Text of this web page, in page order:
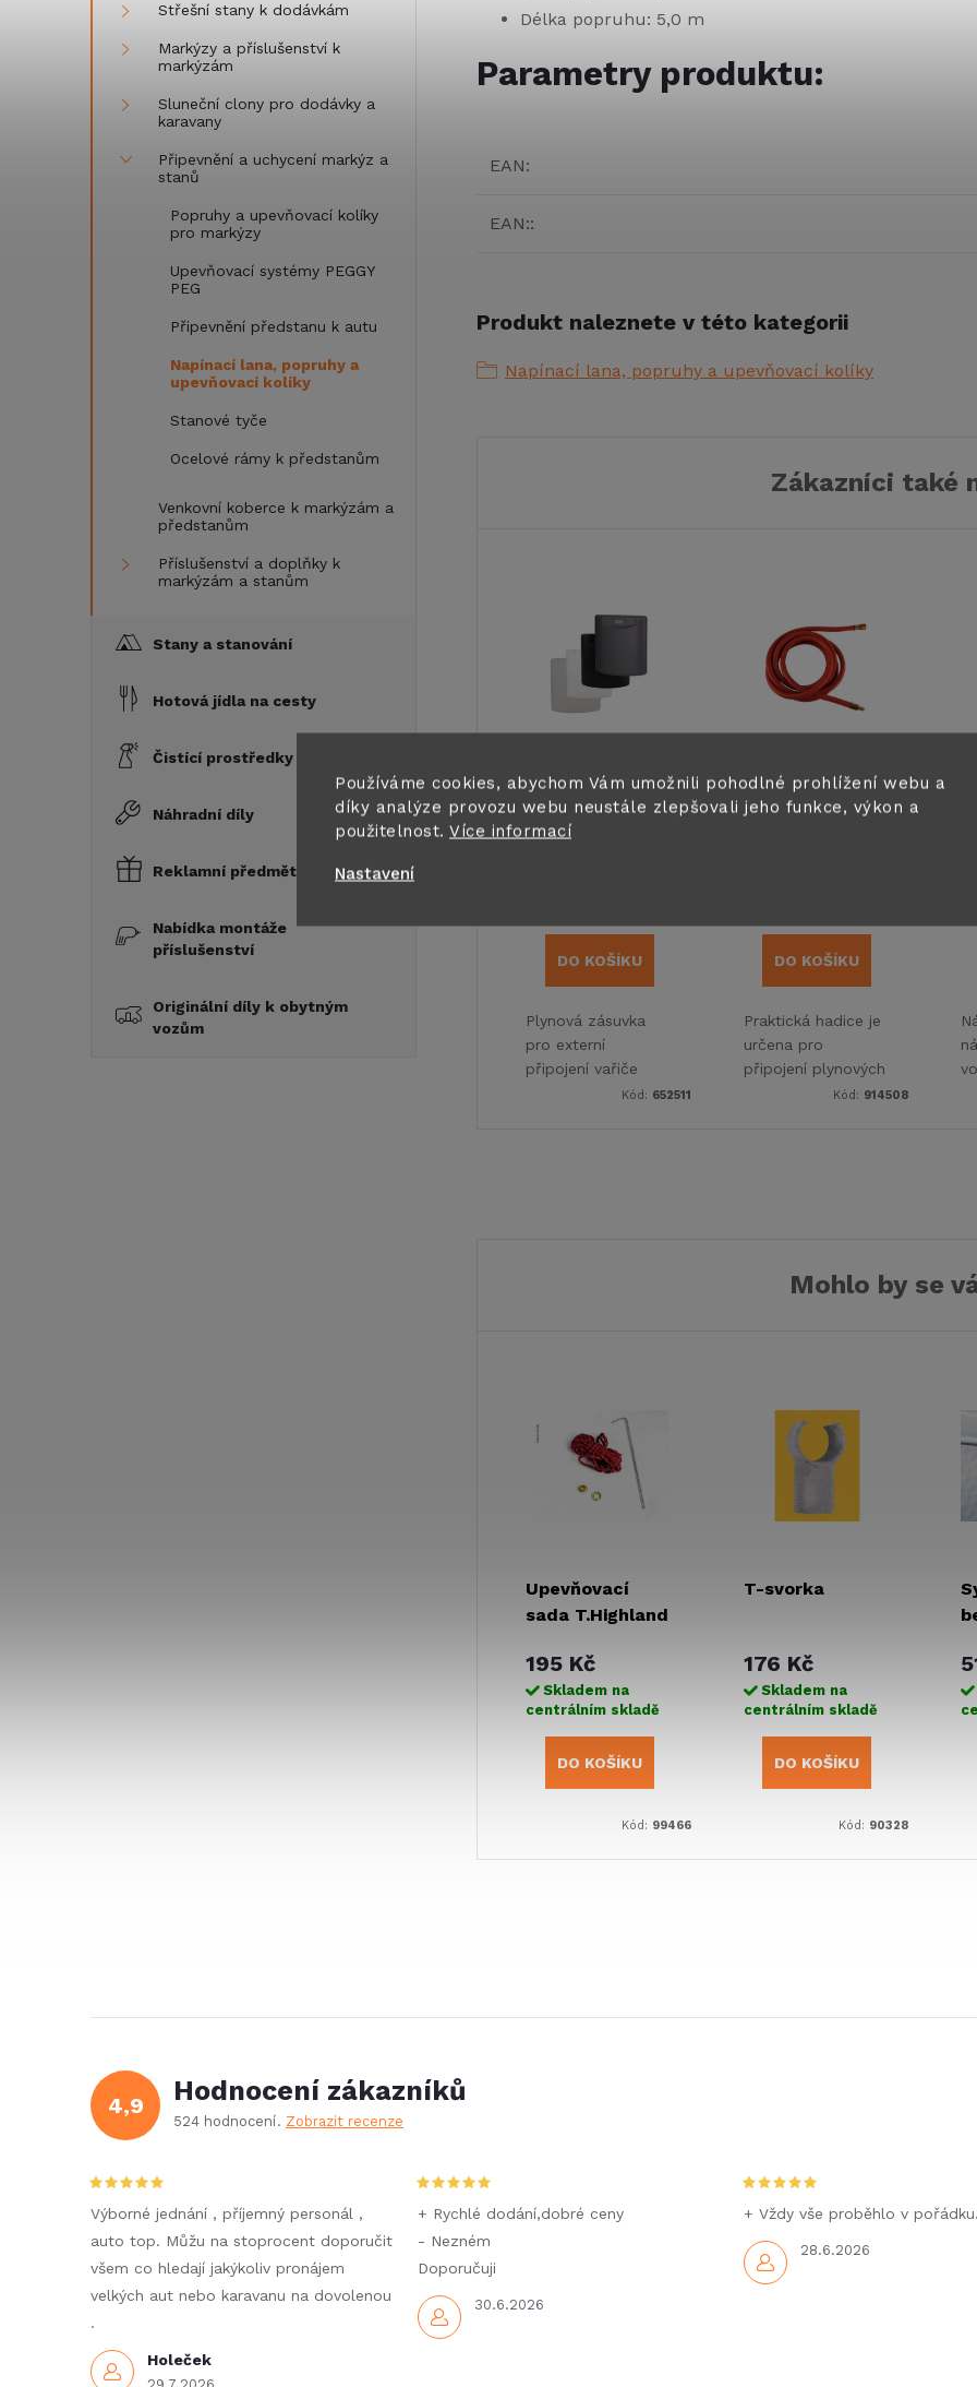
Používáme cookies, abychom Vám umožnili pohodlné prohlížení webu a
díky analýze provozu webu neustále zlepšovali jeho funkce, výkon a
použitelnost. Více informací
Nastavení
Střešní stany k dodávkám
Markýzy a příslušenství k
markýzám
Sluneční clony pro dodávky a
karavany
Připevnění a uchycení markýz a
stanů
Popruhy a upevňovací kolíky
pro markýzy
Upevňovací systémy PEGGY
PEG
Připevnění předstanu k autu
Napínací lana, popruhy a
upevňovací kolíky
Stanové tyče
Ocelové rámy k předstanům
Venkovní koberce k markýzám a
předstanům
Příslušenství a doplňky k
markýzám a stanům
Stany a stanování
Hotová jídla na cesty
Čistící prostředky a chemie
Náhradní díly
Reklamní předměty a dárky
Nabídka montáže
příslušenství
Originální díly k obytným
vozům
Délka popruhu: 5,0 m
Parametry produktu:
EAN:
EAN::
Produkt naleznete v této kategorii
Napínací lana, popruhy a upevňovací kolíky
Zákazníci také
Servisní dvířka
s plynovou
rychlospojkou -
DO KOŠÍKU
Plynová zásuvka
pro externí
připojení vařiče
nebo grilu ve 4Kód: 652511
Plynová hadice
Cadac pro vnější
DO KOŠÍKU
Praktická hadice je
určena pro
připojení plynových
spotřebičů k vnější
Kód: 914508
Mohlo by se
Upevňovací
sada T.Highland
195 Kč
Skladem na
centrálním skladě
DO KOŠÍKU
Kód: 99466
T-svorka
176 Kč
Skladem na
centrálním skladě
DO KOŠÍKU
Kód: 90328
4,9 Hodnocení zákazníků
524 hodnocení Zobrazit recenze
Holeček
Výborné jednání , příjemný personál ,
auto top. Můžu na stoprocent doporučit
všem co hledají jakýkoliv pronájem
velkých aut nebo karavanu na dovolenou
.
30.6.2026
+ Rychlé dodání,dobré ceny
- Nezném
Doporučuji
28.6.2026
+ Vždy vše proběhlo v